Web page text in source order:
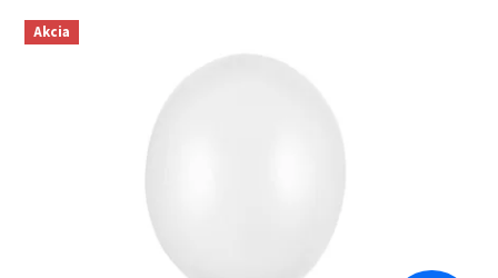
Akcia